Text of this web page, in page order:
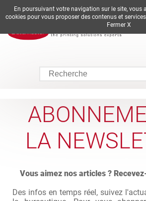
LA
Vous aimez nos articles ?
Des infos en temps réel, suivez
En poursuivant votre navigation sur le site, vous
cookies pour vous proposer des contenus et
Fermer X